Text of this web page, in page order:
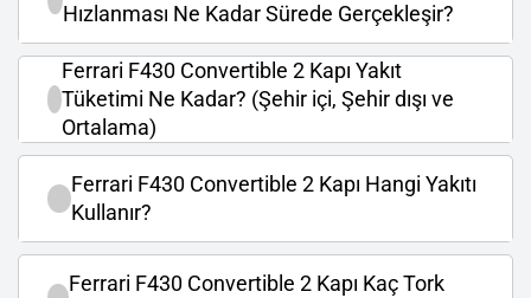
Hızlanması Ne Kadar Sürede Gerçekleşir?
Ferrari F430 Convertible 2 Kapı Yakıt
Tüketimi Ne Kadar? (Şehir içi, Şehir dışı ve
Ortalama)
Ferrari F430 Convertible 2 Kapı Hangi Yakıtı
Kullanır?
Ferrari F430 Convertible 2 Kapı Kaç Tork